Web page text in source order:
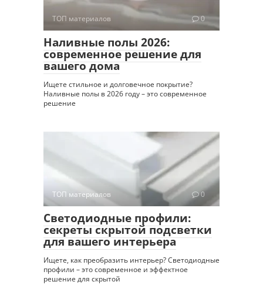
ТОП материалов 0
Наливные полы 2026:
современное решение для
вашего дома
Ищете стильное и долговечное покрытие?
Наливные полы в 2026 году – это современное
решение
ТОП материалов 0
Светодиодные профили:
секреты скрытой подсветки
для вашего интерьера
Ищете, как преобразить интерьер? Светодиодные
профили – это современное и эффектное
решение для скрытой